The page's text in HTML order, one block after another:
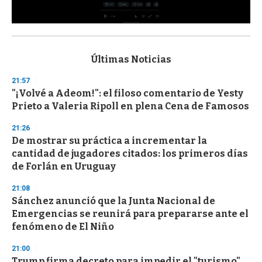
s
d
s
o
f
3
s
c
o
d
s
Últimas Noticias
21:57
"¡Volvé a Adeom!": el filoso comentario de Yesty
Prieto a Valeria Ripoll en plena Cena de Famosos
21:26
De mostrar su práctica a incrementar la
cantidad de jugadores citados: los primeros días
de Forlán en Uruguay
21:08
Sánchez anunció que la Junta Nacional de
Emergencias se reunirá para prepararse ante el
fenómeno de El Niño
21:00